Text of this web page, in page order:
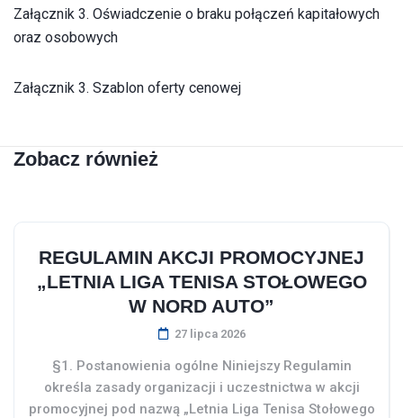
Załącznik 3. Oświadczenie o braku połączeń kapitałowych
oraz osobowych
Załącznik 3. Szablon oferty cenowej
Zobacz również
REGULAMIN AKCJI PROMOCYJNEJ
„LETNIA LIGA TENISA STOŁOWEGO
W NORD AUTO”
27 lipca 2026
§1. Postanowienia ogólne Niniejszy Regulamin
określa zasady organizacji i uczestnictwa w akcji
promocyjnej pod nazwą „Letnia Liga Tenisa Stołowego